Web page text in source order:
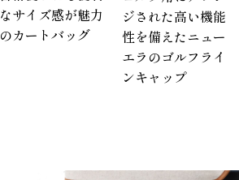
なサイズ感が魅力
のカートバッグ
ジされた高い機能
性を備えたニュー
エラのゴルフライ
ンキャップ